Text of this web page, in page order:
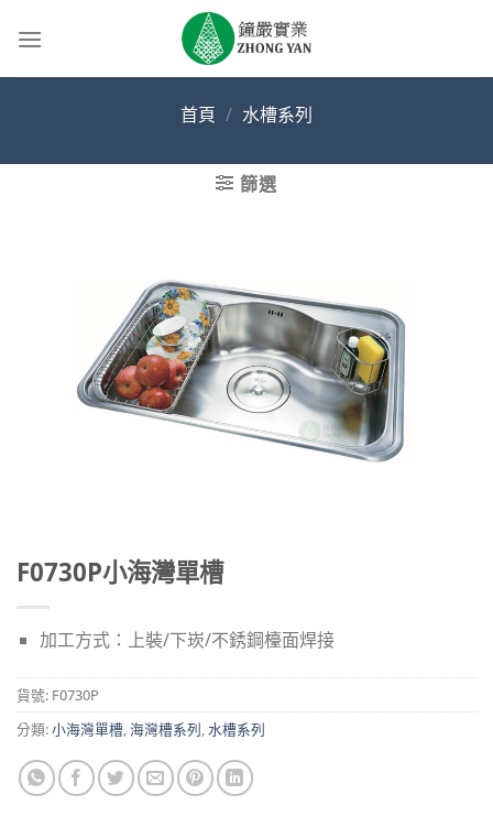
首頁 / 水槽系列
篩選
F0730P小海灣單槽
加工方式：上裝/下崁/不銹鋼檯面焊接
貨號: F0730P
分類:小海灣單槽,海灣槽系列,水槽系列